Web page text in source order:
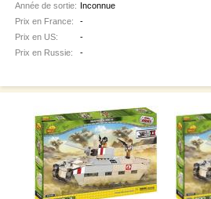
Année de sortie:
Inconnue
Prix en France:
-
Prix en US:
-
Prix en Russie:
-